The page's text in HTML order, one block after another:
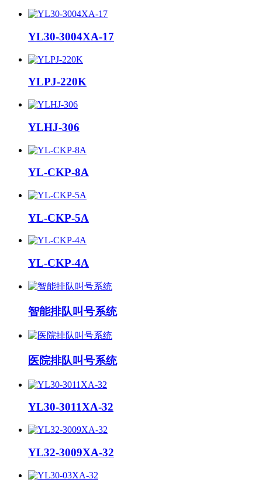
YL30-3004XA-17
YLPJ-220K
YLHJ-306
YL-CKP-8A
YL-CKP-5A
YL-CKP-4A
智能排队叫号系统
医院排队叫号系统
YL30-3011XA-32
YL32-3009XA-32